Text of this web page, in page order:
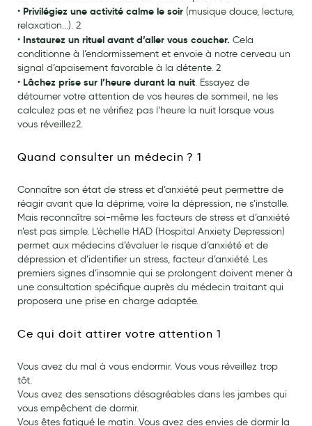
Pansements
Hygiène nasale
Antibactériens
Nutrition clinique
Anti-poux
Appareils
Soins jambes lourdes
Contention veineuse
Contactologie
Accessoires pieds et semelles
Soins ORL
Santé séniors
Anti acariens, anti gale, anti tiques, insectifuges
• Privilégiez une activité calme le soir (musique douce, lecture,
relaxation...). 2
• Instaurez un rituel avant d’aller vous coucher. Cela
conditionne à l’endormissement et envoie à notre cerveau un
signal d’apaisement favorable à la détente. 2
• Lâchez prise sur l’heure durant la nuit. Essayez de
détourner votre attention de vos heures de sommeil, ne les
calculez pas et ne vérifiez pas l’heure la nuit lorsque vous
vous réveillez2.
Quand consulter un médecin ? 1
Connaître son état de stress et d’anxiété peut permettre de
réagir avant que la déprime, voire la dépression, ne s’installe.
Mais reconnaître soi-même les facteurs de stress et d’anxiété
n’est pas simple. L’échelle HAD (Hospital Anxiety Depression)
permet aux médecins d’évaluer le risque d’anxiété et de
dépression et d’identifier un stress, facteur d’anxiété. Les
premiers signes d’insomnie qui se prolongent doivent mener à
une consultation spécifique auprès du médecin traitant qui
proposera une prise en charge adaptée.
Ce qui doit attirer votre attention 1
Vous avez du mal à vous endormir. Vous vous réveillez trop
tôt.
Vous avez des sensations désagréables dans les jambes qui
vous empêchent de dormir.
Vous êtes fatigué le matin. Vous avez des envies de dormir la